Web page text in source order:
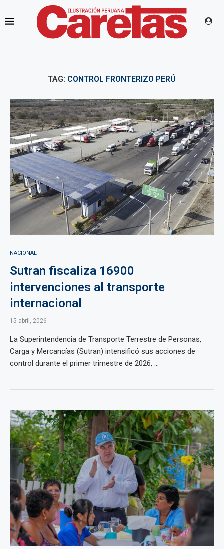
TAG: CONTROL FRONTERIZO PERÚ
NACIONAL
Sutran fiscaliza 16900
intervenciones al transporte
internacional
15 abril, 2026
La Superintendencia de Transporte Terrestre de Personas,
Carga y Mercancías (Sutran) intensificó sus acciones de
control durante el primer trimestre de 2026, ...